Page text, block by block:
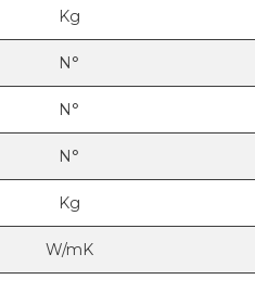
Kg
N°
N°
N°
Kg
W/mK